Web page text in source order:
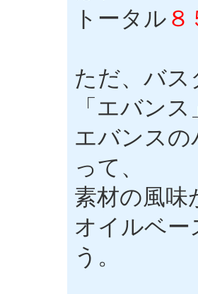
トータル ８
ただ、バ
「エバン
エバンス
って、
素材の風味
オイルベ
う。